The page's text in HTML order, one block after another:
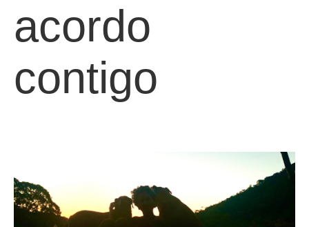
acordo
contigo